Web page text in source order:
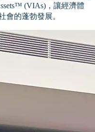
(VIAs)，讓經濟體
會的蓬勃發展。